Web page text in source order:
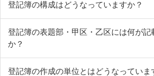
登記簿の構成はどうなっていますか？
登記簿の表題部・甲区・乙区には何が記
か？
登記簿の作成の単位とはどうなっていま